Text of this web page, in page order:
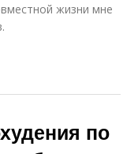
жизни мне
по